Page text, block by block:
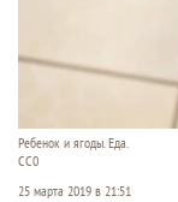
Ребенок и ягоды. Еда.
СС0
25 марта 2019 в 21:51